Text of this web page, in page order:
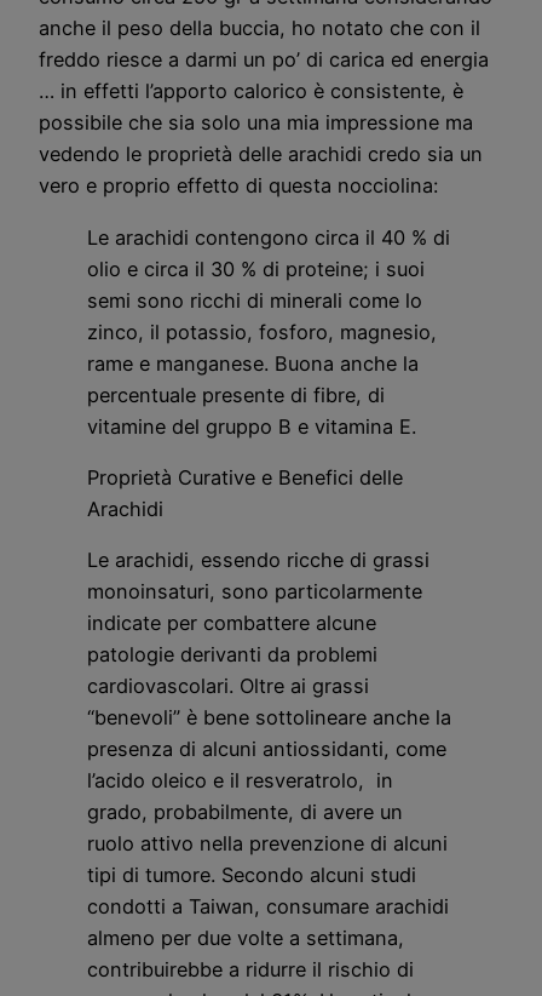
anche il peso della buccia, ho notato che con il
freddo riesce a darmi un po’ di carica ed energia
… in effetti l’apporto calorico è consistente, è
possibile che sia solo una mia impressione ma
vedendo le proprietà delle arachidi credo sia un
vero e proprio effetto di questa nocciolina:
Le arachidi contengono circa il 40 % di
olio e circa il 30 % di proteine; i suoi
semi sono ricchi di minerali come lo
zinco, il potassio, fosforo, magnesio,
rame e manganese. Buona anche la
percentuale presente di fibre, di
vitamine del gruppo B e vitamina E.
Proprietà Curative e Benefici delle
Arachidi
Le arachidi, essendo ricche di grassi
monoinsaturi, sono particolarmente
indicate per combattere alcune
patologie derivanti da problemi
cardiovascolari. Oltre ai grassi
“benevoli” è bene sottolineare anche la
presenza di alcuni antiossidanti, come
l’acido oleico e il resveratrolo, in
grado, probabilmente, di avere un
ruolo attivo nella prevenzione di alcuni
tipi di tumore. Secondo alcuni studi
condotti a Taiwan, consumare arachidi
almeno per due volte a settimana,
contribuirebbe a ridurre il rischio di